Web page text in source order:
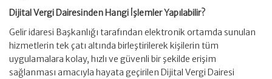
Dijital Vergi Dairesinden Hangi İşlemler Yapılabilir?
Gelir idaresi Başkanlığı tarafından elektronik ortamda sunulan
hizmetlerin tek çatı altında birleştirilerek kişilerin tüm
uygulamalara kolay, hızlı ve güvenli bir şekilde erişim
sağlanması amacıyla hayata geçirilen Dijital Vergi Dairesi